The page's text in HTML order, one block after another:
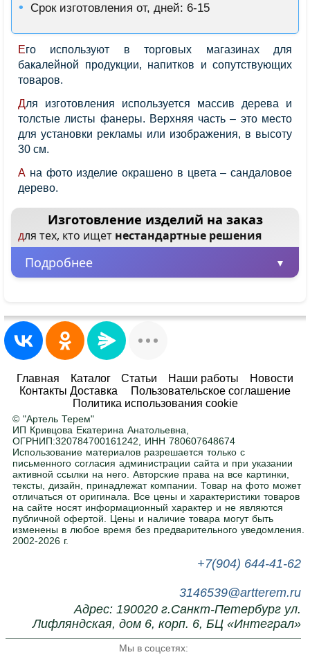
Его используют в торговых магазинах для
бакалейной продукции, напитков и сопутствующих
товаров.
Для изготовления используется массив дерева и
толстые листы фанеры. Верхняя часть – это место
для установки рекламы или изображения, в высоту
30 см.
А на фото изделие окрашено в цвета – сандаловое
дерево.
Срок изготовления от, дней: 6-15
Изготовление изделий на заказ
для тех, кто ищет нестандартные решения
Подробнее
Заказывайте от одного изделия, не
ограничиваясь большими объемами.
Любые размеры и цвета
Адаптируем любой товар под ваше
помещение. Ширина, высота, глубина — по
вашему заданию. Покраска в любой цвет RAL
Нужна помощь в подборе?
Напишите или позвоните нам, поможем с
выбором.
Главная Каталог Статьи Наши работы
Новости
Контакты Доставка
Пользовательское соглашение
Политика использования cookie
© "Артель Терем"
ИП Кривцова Екатерина Анатольевна,
ОГРНИП:320784700161242, ИНН 780607648674
Использование материалов разрешается только с
письменного согласия администрации сайта и при указании
активной ссылки на него. Авторские права на все картинки,
тексты, дизайн, принадлежат компании. Товар на фото может
отличаться от оригинала. Все цены и характеристики товаров
на сайте носят информационный характер и не являются
публичной офертой. Цены и наличие товара могут быть
изменены в любое время без предварительного уведомления.
2002-2026 г.
+7(904) 644-41-62
3146539@artterem.ru
Адрес: 190020 г.Санкт-Петербург ул.
Лифляндская, дом 6, корп. 6, БЦ «Интеграл»
Мы в соцсетях: